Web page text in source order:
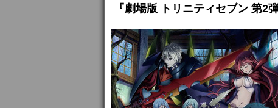
『劇場版 トリニティセブン 第